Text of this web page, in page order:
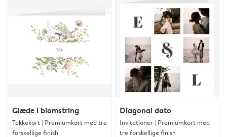
Glæde i blomstring
Takkekort | Premiumkort med tre
forskellige finish
Diagonal dato
Invitationer | Premiumkort med
tre forskellige finish